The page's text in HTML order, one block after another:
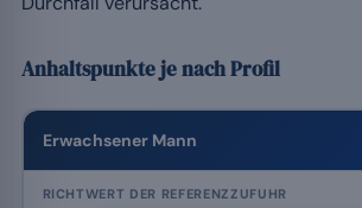
Anhaltspunkte je nach Profil
Erwachsener Mann